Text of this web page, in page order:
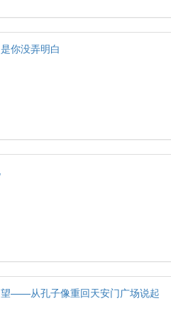
你没弄明白
——从孔子像重回天安门广场说起